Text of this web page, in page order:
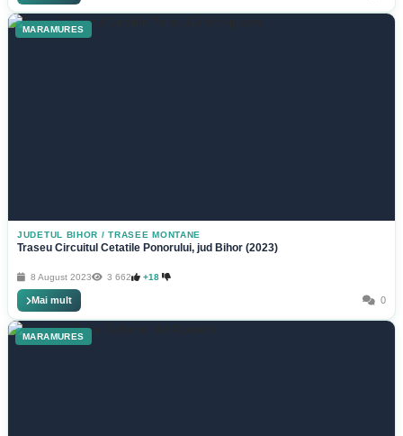
MARAMURES
JUDETUL BIHOR /TRASEE MONTANE
Traseu Circuitul Cetatile Ponorului, jud Bihor (2023)
8 August 2023 3 662 +18
Mai mult 0
MARAMURES